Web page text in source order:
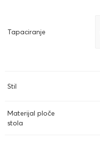
Tapaciranje
Stil
Materijal ploče
stola